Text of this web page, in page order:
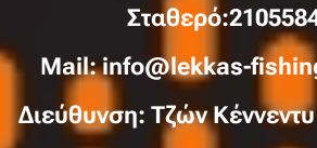
Mail: info@lekkas-
Διεύθυνση: Τζών